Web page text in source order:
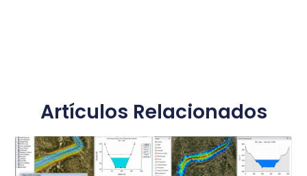
Artículos Relacionados